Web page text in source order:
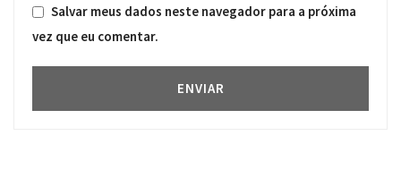
Salvar meus dados neste navegador para a próxima
vez que eu comentar.